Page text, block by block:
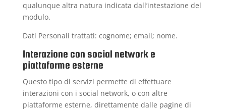
qualunque altra natura indicata dall’intestazione del
modulo.
Dati Personali trattati: cognome; email; nome.
Interazione con social network e
piattaforme esterne
Questo tipo di servizi permette di effettuare
interazioni con i social network, o con altre
piattaforme esterne, direttamente dalle pagine di